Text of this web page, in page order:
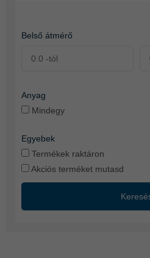
Belső átmérő
Anyag
Mindegy
Egyebek
Termékek raktáron
Akciós terméket mutasd